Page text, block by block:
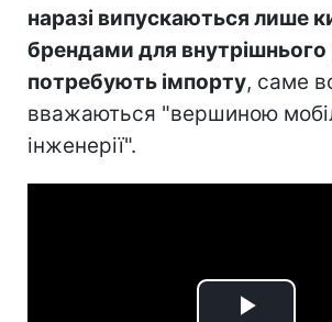
наразі випускаються лише
брендами для внутрішнього
потребують імпорту, саме
вважаються "вершиною
інженерії".